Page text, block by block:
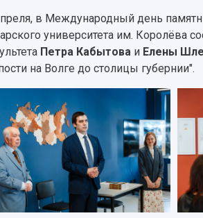
в Международный день
университета им. Королёва
Петра Кабытова и Елены
на Волге до столицы губернии".